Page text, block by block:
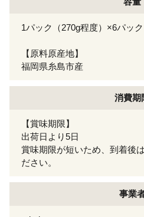
1パック（270g程度）×6パック
【原料原産地】
福岡県糸島市産
消費期
【賞味期限】
出荷日より5日
賞味期限が短いため、到着後
ださい。
事業